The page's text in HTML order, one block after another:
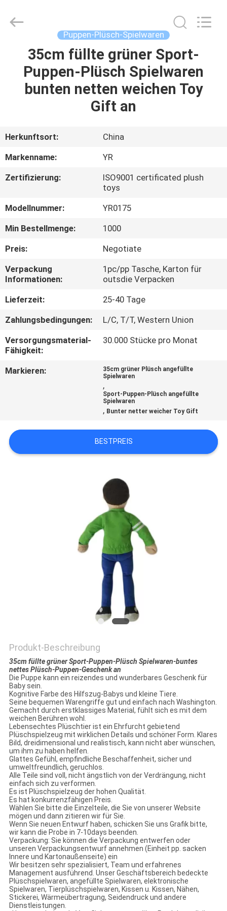
HAUS
PRODUKTE
UNS
AUSFLUG
TRETEN
SIE
MIT
UNS
IN
VERBINDUNG
NACHRICHTEN
EIN
ZITAT
Puppen-Plüsch-Spielwaren
35cm füllte grüner Sport-
Puppen-Plüsch Spielwaren
bunten netten weichen Toy
Gift an
Herkunftsort:
China
Markenname:
YR
Zertifizierung:
ISO9001 certificated plush
toys
Modellnummer:
YR0175
Min Bestellmenge:
1000
Preis:
Negotiate
Verpackung
Informationen:
1pc/pp Tasche, Karton für
outsdie Verpacken
Lieferzeit:
25-40 Tage
Zahlungsbedingungen:
L/C, T/T, Western Union
Versorgungsmaterial-
Fähigkeit:
30.000 Stücke pro Monat
Markieren:
35cm grüner Plüsch angefüllte
Spielwaren
,
Sport-Puppen-Plüsch angefüllte
Spielwaren
, Bunter netter weicher Toy Gift
BESTPREIS
Produkt-Beschreibung
35cm füllte grüner Sport-Puppen-Plüsch Spielwaren-buntes
nettes Plüsch-Puppen-Geschenk an
Die Puppe kann ein reizendes und wunderbares Geschenk für
Baby sein.
Kognitive Farbe des Hilfszug-Babys und kleine Tiere.
Seine bequemen Warengriffe gut und einfach nach Washington.
Gemacht durch erstklassiges Material, fühlt sich es mit dem
weichen Berühren wohl.
Lebensechtes Plüschtier ist ein Ehrfurcht gebietend
Plüschspielzeug mit wirklichen Details und schöner Form. Klares
Bild, dreidimensional und realistisch, kann nicht aber wünschen,
um ihm zu haben helfen.
Glattes Gefühl, empfindliche Beschaffenheit, sicher und
umweltfreundlich, geruchlos.
Alle Teile sind voll, nicht ängstlich von der Verdrängung, nicht
einfach sich zu verformen.
Es ist Plüschspielzeug der hohen Qualität.
Es hat konkurrenzfähigen Preis.
Wählen Sie bitte die Einzelteile, die Sie von unserer Website
mögen und dann zitieren wir für Sie.
Wenn Sie neuen Entwurf haben, schicken Sie uns Grafik bitte,
wir kann die Probe in 7-10days beenden.
Verpackung: Sie können die Verpackung entwerfen oder
unseren Verpackungsentwurf annehmen (Einheit pp. sacken
Innere und Kartonaußenseite) ein
Wir besitzen sehr spezialisiert, Team und erfahrenes
Management ausführend. Unser Geschäftsbereich bedeckte
Plüschspielwaren, angefüllte Spielwaren, elektronische
Spielwaren, Tierplüschspielwaren, Kissen u. Kissen, Nähen,
Stickerei, Wärmeübertragung, Seidendruck und andere
Dienstleistungen.